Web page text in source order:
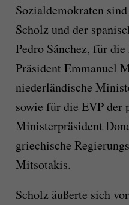
Sozialdemokraten
Scholz und der
Pedro Sánchez, für
Präsident Emmanuel
niederländische
sowie für die EVP der
Ministerpräsident
griechische
Mitsotakis.
Scholz äußerte sich